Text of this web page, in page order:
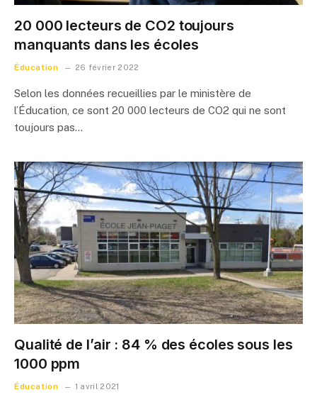
20 000 lecteurs de CO2 toujours
manquants dans les écoles
Éducation 26 février 2022
Selon les données recueillies par le ministère de
l’Éducation, ce sont 20 000 lecteurs de CO2 qui ne sont
toujours pas…
Qualité de l’air : 84 % des écoles sous les
1000 ppm
Éducation 1 avril 2021